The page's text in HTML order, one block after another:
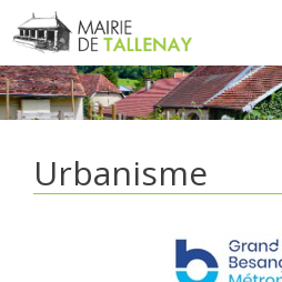
Aller
au
contenu
Urbanisme